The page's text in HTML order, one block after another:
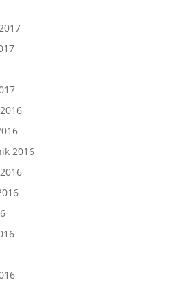
2016